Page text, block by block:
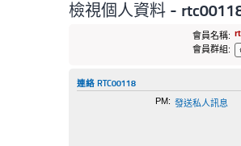
檢視個人資料 -
會員名稱:
會員群組:
連絡 RTC00118
PM: 發送私人訊息